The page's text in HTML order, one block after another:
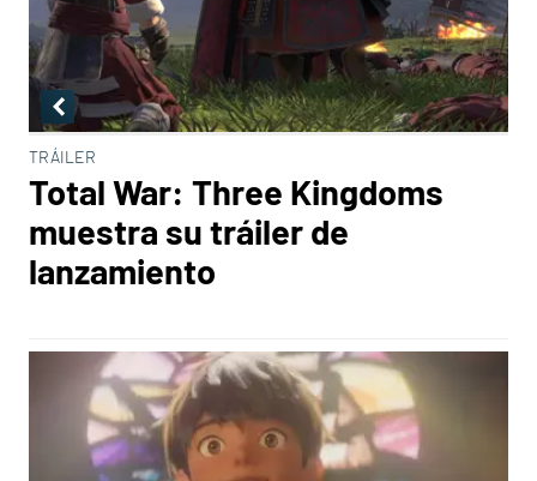
TRÁILER
Total War: Three Kingdoms
muestra su tráiler de
lanzamiento